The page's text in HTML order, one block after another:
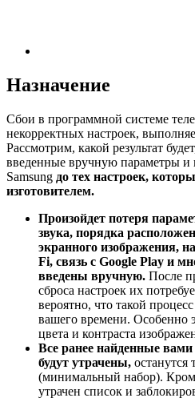
Назначение
Сбои в программной системе
некорректных настроек,
Рассмотрим, какой результат
введенные вручную параметры и
Samsung до тех настроек,
изготовителем.
Произойдет потеря
звука, порядка
экранного изображения,
Fi, связь с Google Play и
введены вручную. После
сброса настроек их
вероятно, что такой
вашего времени. Особенно
цвета и контраста
Все ранее найденные
будут утрачены, останутся
(минимальный набор).
утрачен список и